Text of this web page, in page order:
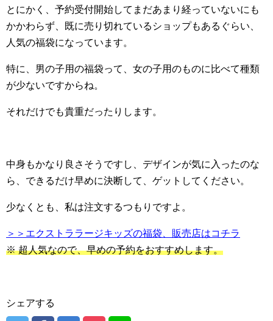
とにかく、予約受付開始してまだあまり経っていないにも
かかわらず、既に売り切れているショップもあるぐらい、
人気の福袋になっています。
特に、男の子用の福袋って、女の子用のものに比べて種類
が少ないですからね。
それだけでも貴重だったりします。
中身もかなり良さそうですし、デザインが気に入ったのな
ら、できるだけ早めに決断して、ゲットしてください。
少なくとも、私は注文するつもりですよ。
＞＞エクストララージキッズの福袋、販売店はコチラ
※ 超人気なので、早めの予約をおすすめします。
シェアする